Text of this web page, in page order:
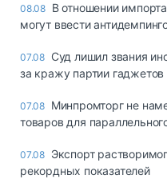
08.08 В отношении
могут ввести
07.08 Суд лишил звания
за кражу партии
07.08 Минпромторг не
товаров для
07.08 Экспорт
рекордных показателей